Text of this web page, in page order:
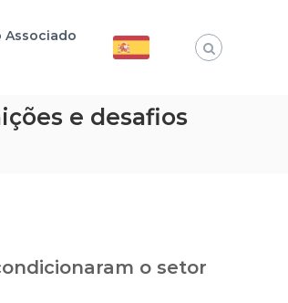
Associado
e desafios
o setor